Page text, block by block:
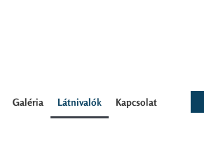
Galéria Látnivalók Kapcsolat